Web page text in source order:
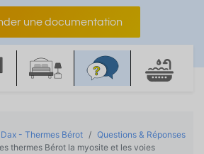
une documentation
- Thermes Bérot
Questions & Réponses
thermes Bérot la myosite et les voies